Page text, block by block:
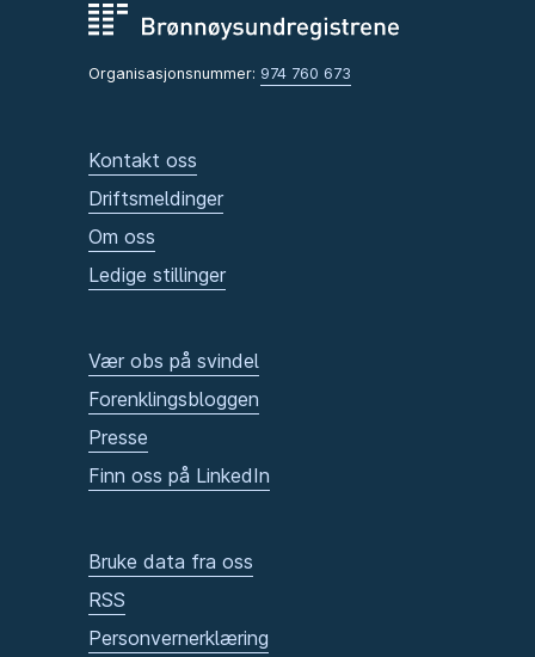
Organisasjonsnummer: 974 760 673
Kontakt oss
Driftsmeldinger
Om oss
Ledige stillinger
Vær obs på svindel
Forenklingsbloggen
Presse
Finn oss på LinkedIn
Bruke data fra oss
RSS
Personvernerklæring